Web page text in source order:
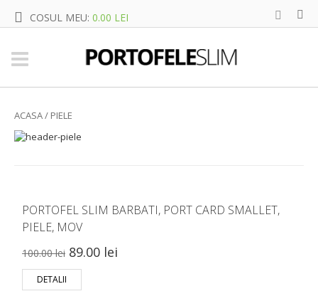
COSUL MEU: 0.00 LEI
ACASA/ PIELE
PORTOFEL SLIM BARBATI, PORT CARD SMALLET,
PIELE, MOV
100.00 lei 89.00 lei
DETALII